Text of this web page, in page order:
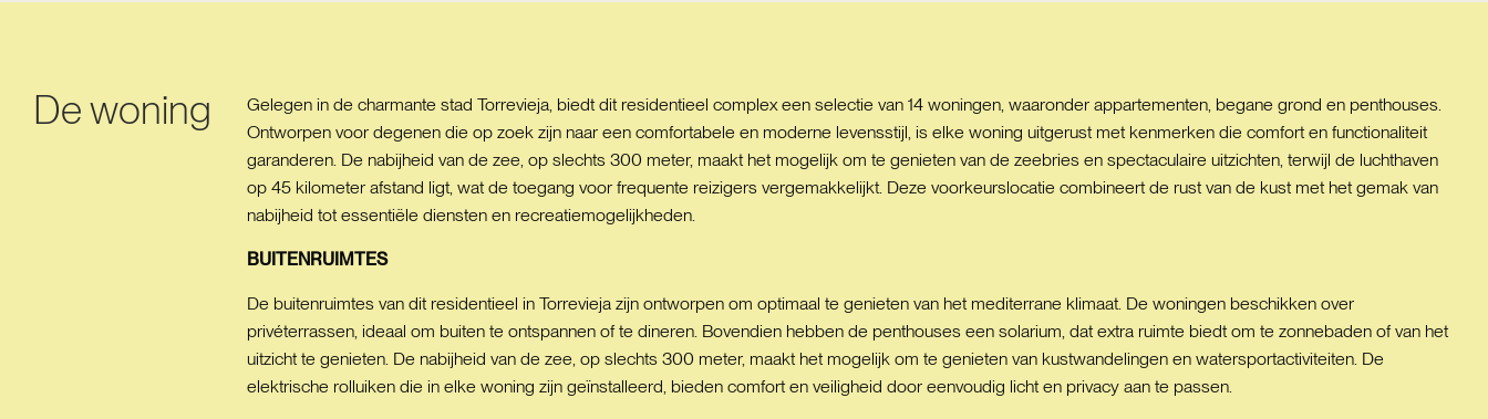
De woning
Gelegen in de charmante stad Torrevieja, biedt dit residentieel complex een selectie van 14 woningen, waaronder appartementen, begane grond en penthouses.
Ontworpen voor degenen die op zoek zijn naar een comfortabele en moderne levensstijl, is elke woning uitgerust met kenmerken die comfort en functionaliteit
garanderen. De nabijheid van de zee, op slechts 300 meter, maakt het mogelijk om te genieten van de zeebries en spectaculaire uitzichten, terwijl de luchthaven
op 45 kilometer afstand ligt, wat de toegang voor frequente reizigers vergemakkelijkt. Deze voorkeurslocatie combineert de rust van de kust met het gemak van
nabijheid tot essentiële diensten en recreatiemogelijkheden.
BUITENRUIMTES
De buitenruimtes van dit residentieel in Torrevieja zijn ontworpen om optimaal te genieten van het mediterrane klimaat. De woningen beschikken over
privéterrassen, ideaal om buiten te ontspannen of te dineren. Bovendien hebben de penthouses een solarium, dat extra ruimte biedt om te zonnebaden of van het
uitzicht te genieten. De nabijheid van de zee, op slechts 300 meter, maakt het mogelijk om te genieten van kustwandelingen en watersportactiviteiten. De
elektrische rolluiken die in elke woning zijn geïnstalleerd, bieden comfort en veiligheid door eenvoudig licht en privacy aan te passen.